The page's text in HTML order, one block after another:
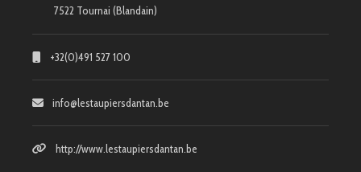
7522 Tournai (Blandain)
+32(0)491 527 100
info@lestaupiersdantan.be
http://www.lestaupiersdantan.be